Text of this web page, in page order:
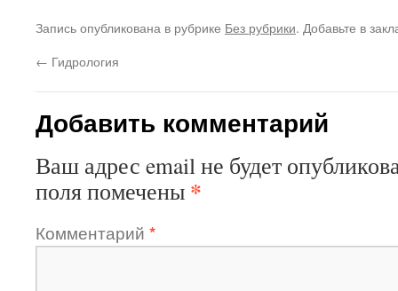
Запись опубликована в рубрике Без рубрики. Добавьте в
← Гидрология
Добавить комментарий
Ваш адрес email не будет
поля помечены *
Комментарий *